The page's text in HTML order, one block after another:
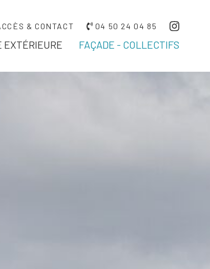
& CONTACT 04 50 24 04 85
EXTÉRIEURE FAÇADE - COLLECTIFS